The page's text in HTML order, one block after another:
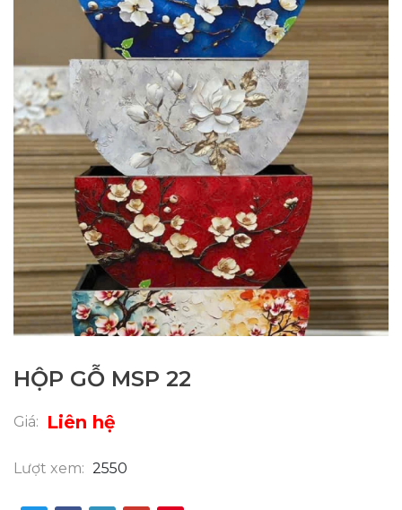
HỘP GỖ MSP 22
Giá: Liên hệ
Lượt xem: 2550